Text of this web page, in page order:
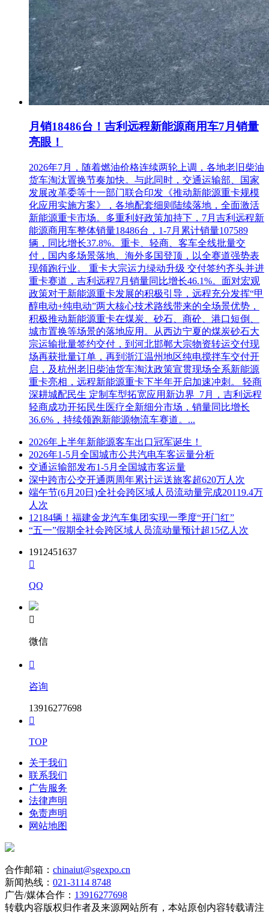
月销18486台！吉利远程新能源商用车7月销量
亮眼！
2026年7月，随着燃油价格连续两轮上调，各地老旧柴油
货车淘汰置换节奏加快。与此同时，交通运输部、国家
发展改革委等十一部门联合印发《推动新能源重卡规模
化应用实施方案》，各地配套细则陆续落地，全面激活
新能源重卡市场。多重利好政策加持下，7月吉利远程新
能源商用车整体销量18486台，1-7月累计销量107589
辆，同比增长37.8%。重卡、轻商、客车全线批量交
付，国内多场景落地、海外多国登顶，以全赛道强势表
现领跑行业。 重卡大宗运力绿动升级 交付签约齐头并进
重卡赛道，吉利远程7月销量同比增长46.1%。面对宏观
政策对于新能源重卡发展的积极引导，远程充分发挥“甲
醇电动+纯电动”两大核心技术路线带来的全场景优势，
积极推动新能源重卡在煤炭、砂石、商砼、港口短倒、
城市置换等场景的落地应用。从西边宁夏的煤炭砂石大
宗运输批量签约交付，到河北邯郸大宗物资转运交付现
场再获批量订单，再到浙江温州地区纯电搅拌车交付开
启，及杭州老旧柴油货车淘汰政策宣贯现场全系新能源
重卡亮相，远程新能源重卡下半年开启加速冲刺。 轻商
深耕城配民生 定制车型拓宽应用新边界 7月，吉利远程
轻商成功开拓民生医疗全新细分市场，销量同比增长
36.6%，持续领跑新能源物流车赛道。...
2026年上半年新能源客车出口冠军诞生！
2026年1-5月全国城市公共汽电车客运量分析
交通运输部发布1-5月全国城市客运量
深中跨市公交开通两周年累计运送旅客超620万人次
端午节(6月20日)全社会跨区域人员流动量完成20119.4万
人次
12184辆！福建金龙汽车集团实现一季度“开门红”
“五一”假期全社会跨区域人员流动量预计超15亿人次
1912451637

QQ

微信

咨询
13916277698

TOP
关于我们
联系我们
广告服务
法律声明
免责声明
网站地图
合作邮箱： chinaiut@sgexpo.cn
新闻热线： 021-3114 8748
广告/媒体合作： 13916277698
转载内容版权归作者及来源网站所有，本站原创内容转载请注